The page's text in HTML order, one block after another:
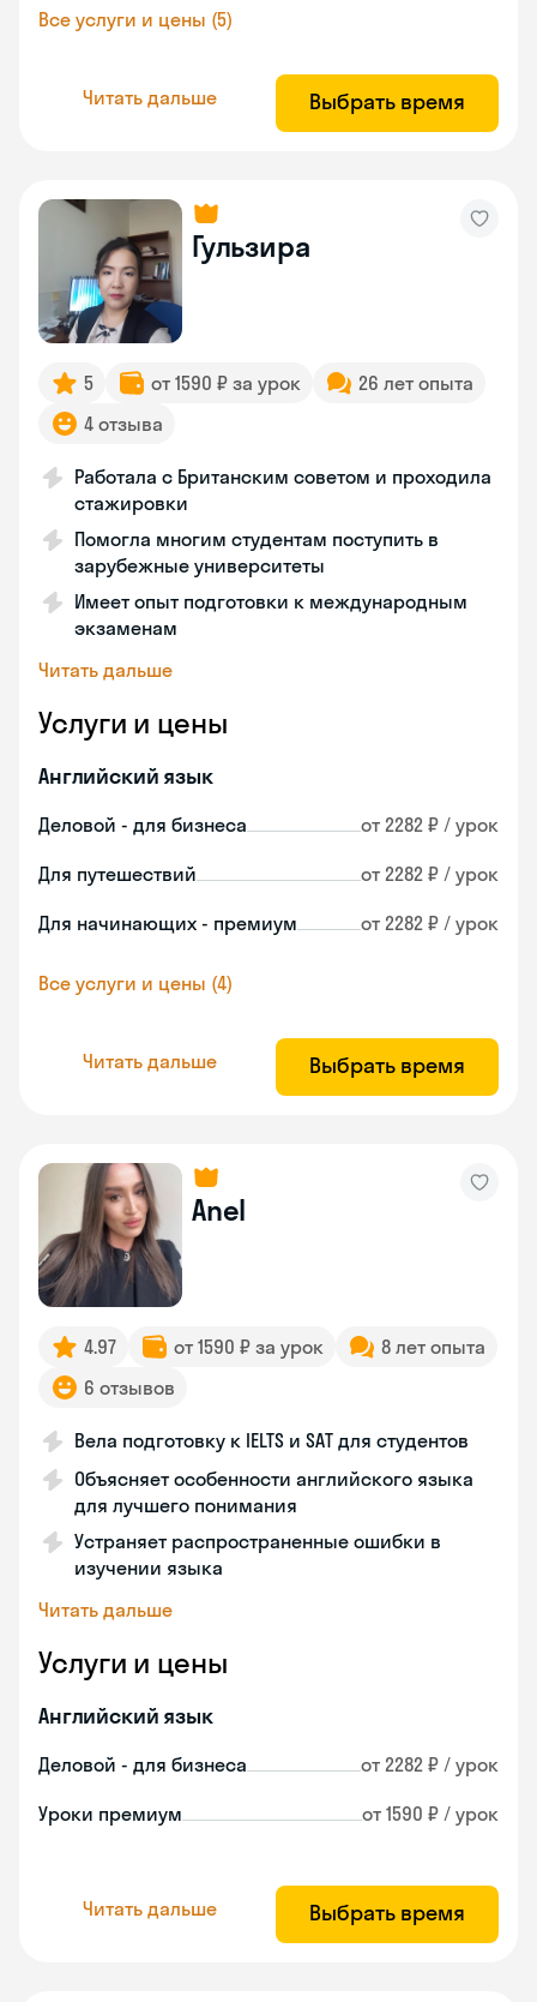
Все услуги и цены (5)
Читать дальше Выбрать время
Гульзира
5 от 1590 ₽ за урок
26 лет опыта
4 отзыва
Работала с Британским советом и проходила
стажировки
Помогла многим студентам поступить в
зарубежные университеты
Имеет опыт подготовки к международным
экзаменам
Читать дальше
Услуги и цены
Английский язык
Деловой - для бизнеса от 2282 ₽ / урок
Для путешествий от 2282 ₽ / урок
Для начинающих - премиум от 2282 ₽ / урок
Все услуги и цены (4)
Читать дальше Выбрать время
Anel
4.97 от 1590 ₽ за урок
8 лет опыта
6 отзывов
Вела подготовку к IELTS и SAT для студентов
Объясняет особенности английского языка
для лучшего понимания
Устраняет распространенные ошибки в
изучении языка
Читать дальше
Услуги и цены
Английский язык
Деловой - для бизнеса от 2282 ₽ / урок
Уроки премиум от 1590 ₽ / урок
Читать дальше Выбрать время